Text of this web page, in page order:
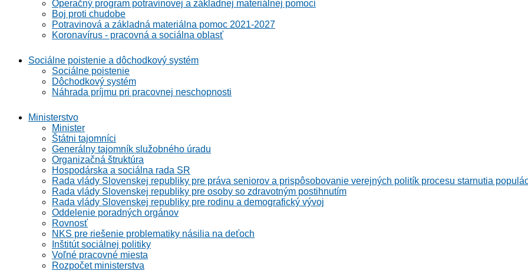
Operačný program potravinovej a základnej materiálnej pomoci
Boj proti chudobe
Potravinová a základná materiálna pomoc 2021-2027
Koronavírus - pracovná a sociálna oblasť
Sociálne poistenie a dôchodkový systém
Sociálne poistenie
Dôchodkový systém
Náhrada príjmu pri pracovnej neschopnosti
Ministerstvo
Minister
Štátni tajomníci
Generálny tajomník služobného úradu
Organizačná štruktúra
Hospodárska a sociálna rada SR
Rada vlády Slovenskej republiky pre práva seniorov a prispôsobovanie verejných politík procesu starnutia
Rada vlády Slovenskej republiky pre osoby so zdravotným postihnutím
Rada vlády Slovenskej republiky pre rodinu a demografický vývoj
Oddelenie poradných orgánov
Rovnosť
NKS pre riešenie problematiky násilia na deťoch
Inštitút sociálnej politiky
Voľné pracovné miesta
Rozpočet ministerstva